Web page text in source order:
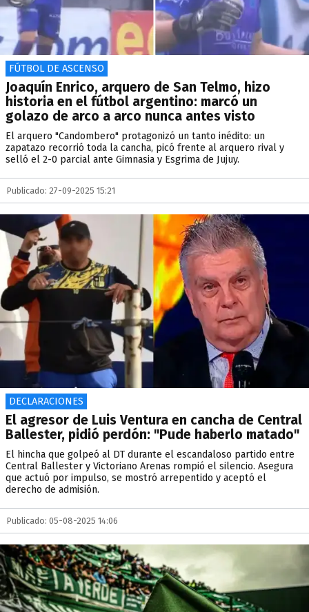
FÚTBOL DE ASCENSO
Joaquín Enrico, arquero de San Telmo, hizo
historia en el fútbol argentino: marcó un
golazo de arco a arco nunca antes visto
El arquero "Candombero" protagonizó un tanto inédito: un
zapatazo recorrió toda la cancha, picó frente al arquero rival y
selló el 2-0 parcial ante Gimnasia y Esgrima de Jujuy.
Publicado: 27-09-2025 15:21
DECLARACIONES
El agresor de Luis Ventura en cancha de Central
Ballester, pidió perdón: "Pude haberlo matado"
El hincha que golpeó al DT durante el escandaloso partido entre
Central Ballester y Victoriano Arenas rompió el silencio. Asegura
que actuó por impulso, se mostró arrepentido y aceptó el
derecho de admisión.
Publicado: 05-08-2025 14:06